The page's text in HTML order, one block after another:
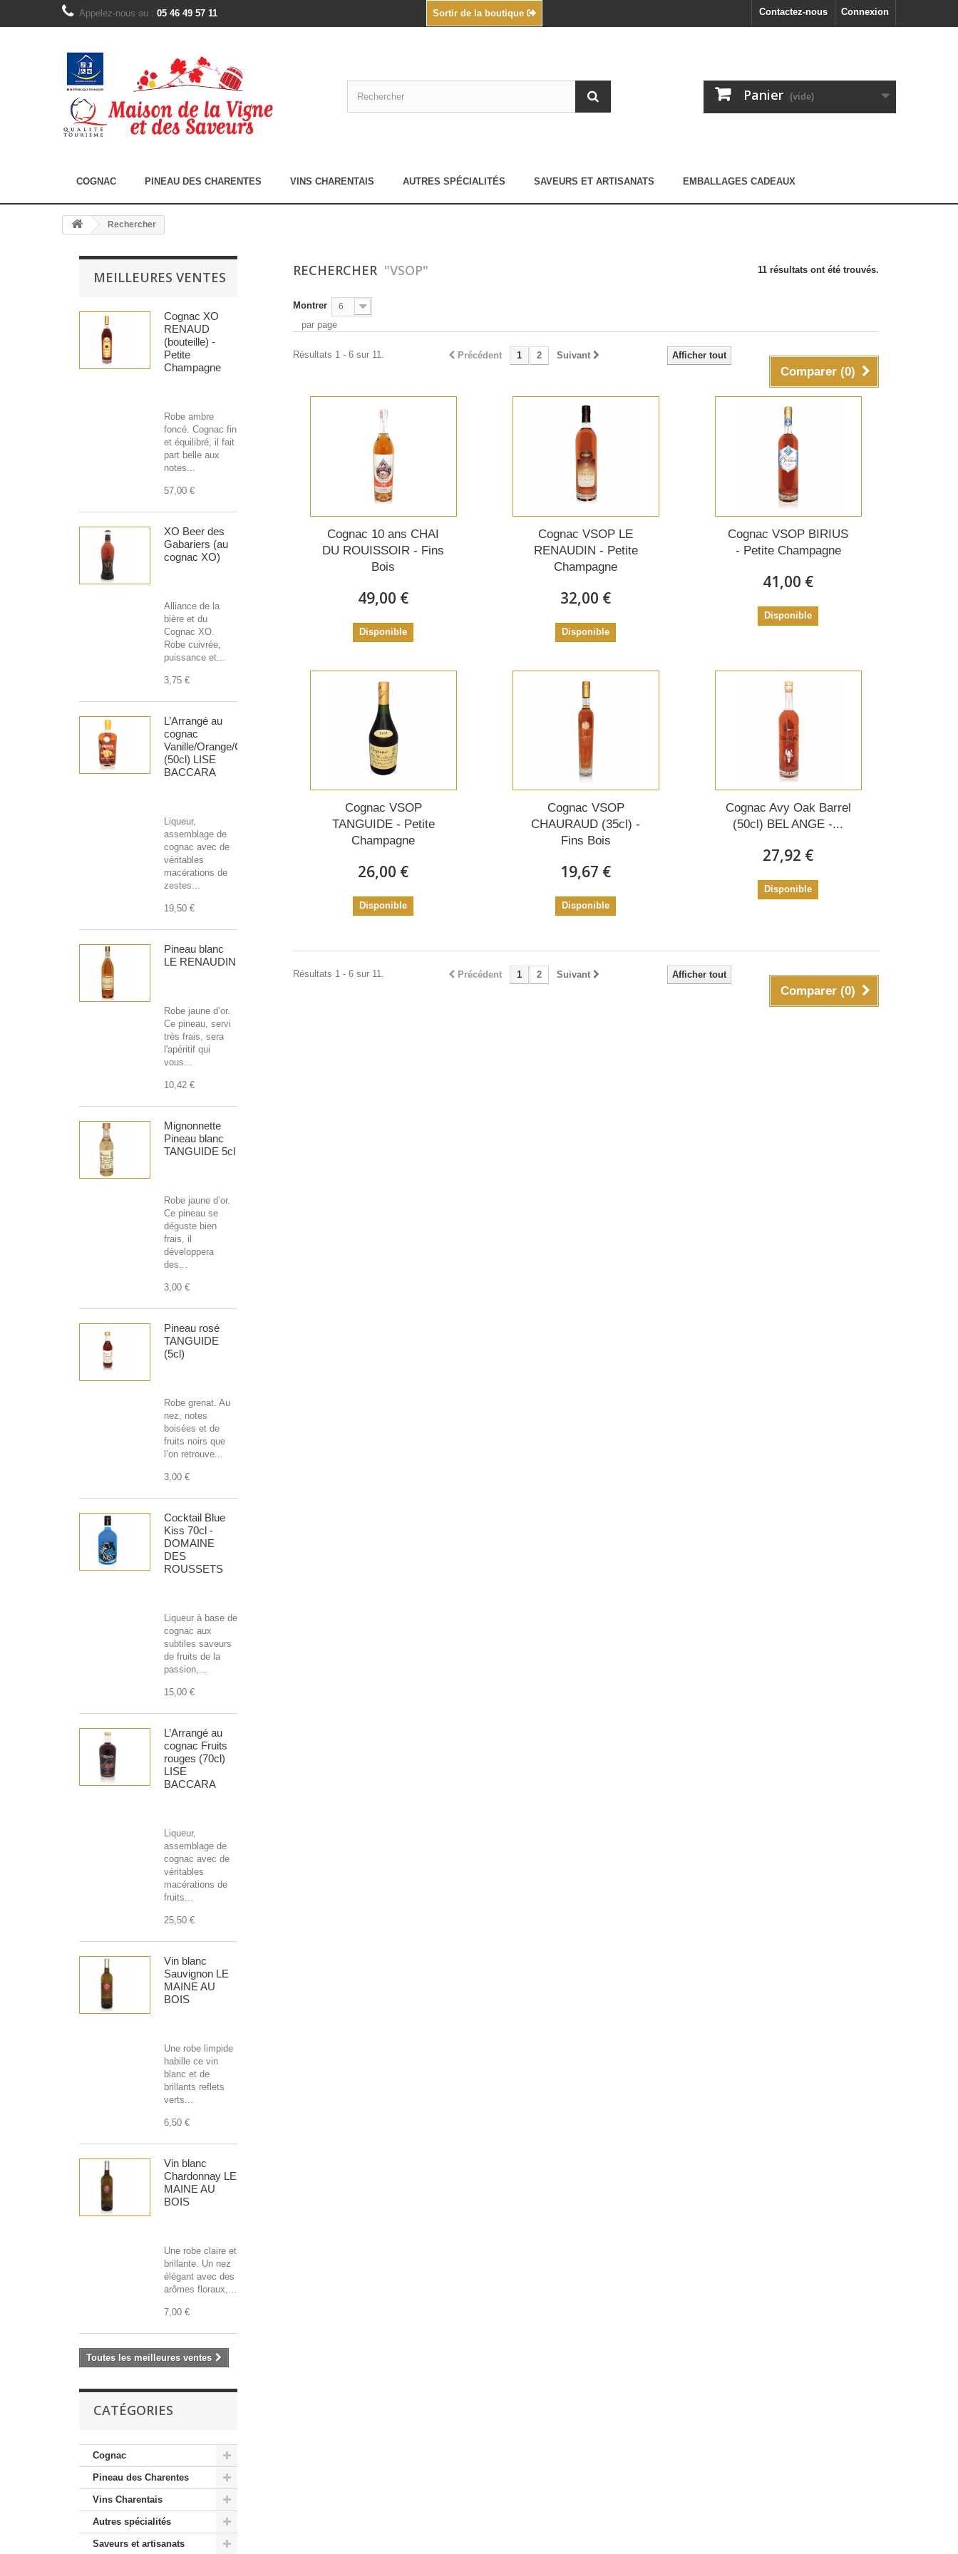
Connexion
Contactez-nous
Appelez-nous au : 05 46 49 57 11 Sortir de la boutique
Panier (vide)
COGNAC PINEAU DES CHARENTES VINS CHARENTAIS AUTRES SPÉCIALITÉS SAVEURS ET ARTISANATS EMBALLAGES CADEAUX
Rechercher
MEILLEURES VENTES
Cognac XO
RENAUD
(bouteille) -
Petite
Champagne
Robe ambre
foncé. Cognac fin
et équilibré, il fait
part belle aux
notes...
57,00 €
XO Beer des
Gabariers (au
cognac XO)
Alliance de la
bière et du
Cognac XO.
Robe cuivrée,
puissance et...
3,75 €
L’Arrangé au
cognac
Vanille/Orange/Cannelle
(50cl) LISE
BACCARA
Liqueur,
assemblage de
cognac avec de
véritables
macérations de
zestes...
19,50 €
Pineau blanc
LE RENAUDIN
Robe jaune d’or.
Ce pineau, servi
très frais, sera
l'apéritif qui
vous...
10,42 €
Mignonnette
Pineau blanc
TANGUIDE 5cl
Robe jaune d’or.
Ce pineau se
déguste bien
frais, il
développera
des...
3,00 €
Pineau rosé
TANGUIDE
(5cl)
Robe grenat. Au
nez, notes
boisées et de
fruits noirs que
l’on retrouve...
3,00 €
Cocktail Blue
Kiss 70cl -
DOMAINE
DES
ROUSSETS
Liqueur à base de
cognac aux
subtiles saveurs
de fruits de la
passion,...
15,00 €
L’Arrangé au
cognac Fruits
rouges (70cl)
LISE
BACCARA
Liqueur,
assemblage de
cognac avec de
véritables
macérations de
fruits...
25,50 €
Vin blanc
Sauvignon LE
MAINE AU
BOIS
Une robe limpide
habille ce vin
blanc et de
brillants reflets
verts...
6,50 €
Vin blanc
Chardonnay LE
MAINE AU
BOIS
Une robe claire et
brillante. Un nez
élégant avec des
arômes floraux,...
7,00 €
Toutes les meilleures ventes
CATÉGORIES
Cognac
Pineau des Charentes
Vins Charentais
Autres spécialités
Saveurs et artisanats
RECHERCHER "VSOP" 11 résultats ont été trouvés.
Montrer 6
par page
Comparer (0)
Afficher tout
Précédent 1 2 Suivant
Résultats 1 - 6 sur 11.
Cognac 10 ans CHAI
DU ROUISSOIR - Fins
Bois
49,00 €
Disponible
Cognac VSOP LE
RENAUDIN - Petite
Champagne
32,00 €
Disponible
Cognac VSOP BIRIUS
- Petite Champagne
41,00 €
Disponible
Cognac VSOP
TANGUIDE - Petite
Champagne
26,00 €
Disponible
Cognac VSOP
CHAURAUD (35cl) -
Fins Bois
19,67 €
Disponible
Cognac Avy Oak Barrel
(50cl) BEL ANGE -...
27,92 €
Disponible
Comparer (0)
Afficher tout
Précédent 1 2 Suivant
Résultats 1 - 6 sur 11.